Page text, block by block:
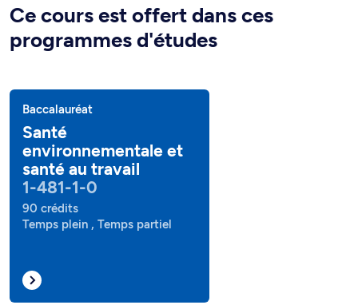
Ce cours est offert dans ces
programmes d'études
Baccalauréat
Santé
environnementale et
santé au travail
1-481-1-0
90 crédits
Temps plein , Temps partiel